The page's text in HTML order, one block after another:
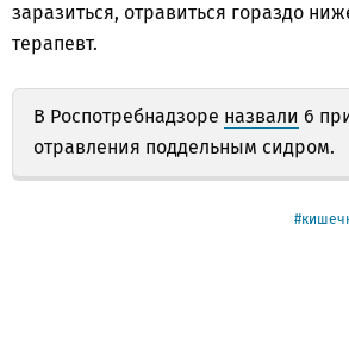
заразиться, отравиться гораздо
терапевт.
В Роспотребнадзоре назвали 6
отравления поддельным сидром.